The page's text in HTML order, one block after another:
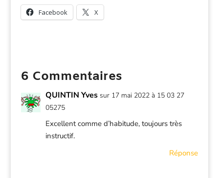
Facebook X
6 Commentaires
QUINTIN Yves sur 17 mai 2022 à 15 03 27
05275
Excellent comme d’habitude, toujours très
instructif.
Réponse